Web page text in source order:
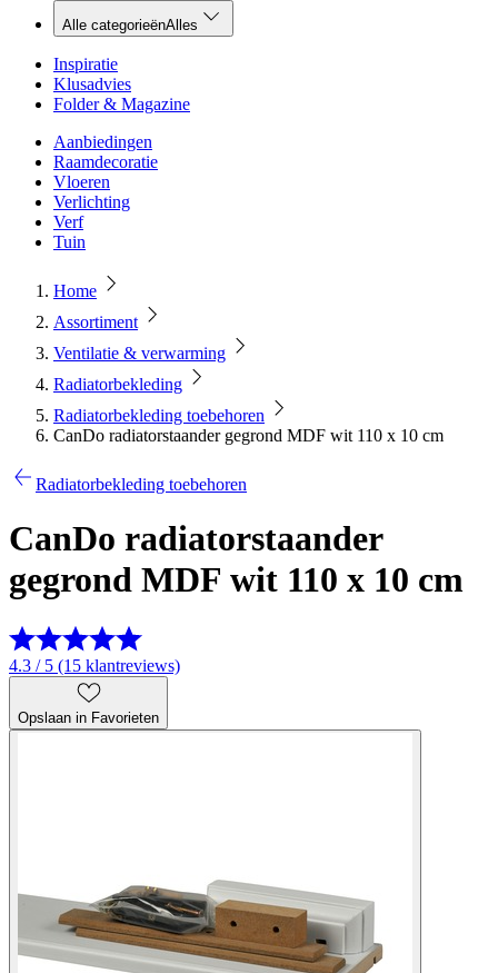
Alle categorieënAlles
Inspiratie
Klusadvies
Folder & Magazine
Aanbiedingen
Raamdecoratie
Vloeren
Verlichting
Verf
Tuin
Home
Assortiment
Ventilatie & verwarming
Radiatorbekleding
Radiatorbekleding toebehoren
CanDo radiatorstaander gegrond MDF wit 110 x 10 cm
Radiatorbekleding toebehoren
CanDo radiatorstaander
gegrond MDF wit 110 x 10 cm
4.3 / 5 (15 klantreviews)
Opslaan in Favorieten